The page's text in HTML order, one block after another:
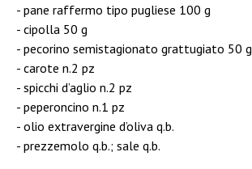
pane raffermo tipo pugliese 100 g
cipolla 50 g
pecorino semistagionato grattugiato 50 g
carote n.2 pz
spicchi d’aglio n.2 pz
peperoncino n.1 pz
olio extravergine d’oliva q.b.
prezzemolo q.b.; sale q.b.